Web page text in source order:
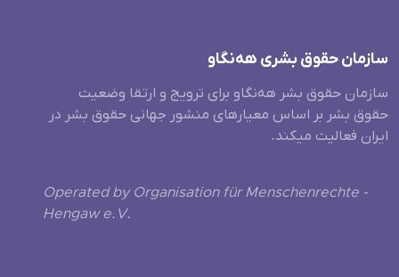
سازمان حقوق بشری هەنگاو
سازمان حقوق بشر هه‌نگاو برای ترویج و ارتقا وضعیت
حقوق بشر بر اساس معیارهای منشور جهانی حقوق بشر در
ایران فعالیت میکند.
Operated by Organisation für Menschenrechte -
Hengaw e.V.